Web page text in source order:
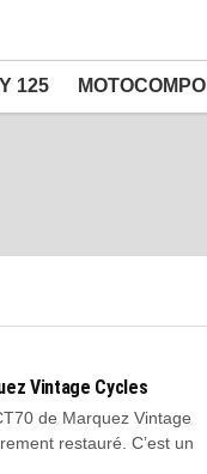
125 MOTOCOMPO
Vintage Cycles
de Marquez Vintage
restauré. C’est un